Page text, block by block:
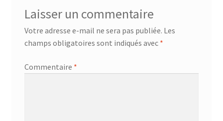
Laisser un commentaire
Votre adresse e-mail ne sera pas publiée. Les
champs obligatoires sont indiqués avec *
Commentaire *